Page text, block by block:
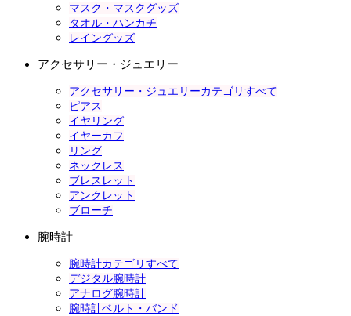
マスク・マスクグッズ
タオル・ハンカチ
レイングッズ
アクセサリー・ジュエリー
アクセサリー・ジュエリーカテゴリすべて
ピアス
イヤリング
イヤーカフ
リング
ネックレス
ブレスレット
アンクレット
ブローチ
腕時計
腕時計カテゴリすべて
デジタル腕時計
アナログ腕時計
腕時計ベルト・バンド